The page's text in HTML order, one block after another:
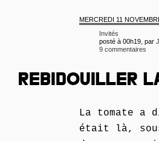
MERCREDI 11
Invités
posté à 00h19, par
9 commentaires
REBIDOUILLER
La tomate a
était là,